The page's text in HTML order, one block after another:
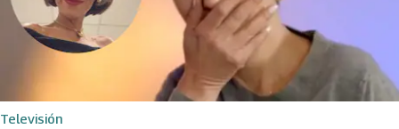
Televisión